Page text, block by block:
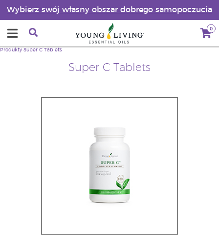
Wybierz swój własny obszar dobrego samopoczucia
0
Super C Tablets
Produkty Super C Tablets